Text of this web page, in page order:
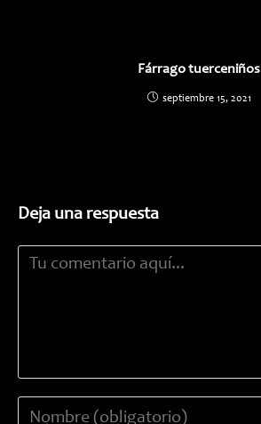
Fárrago tuerceniños
septiembre 15, 2021
Deja una respuesta
Comentario